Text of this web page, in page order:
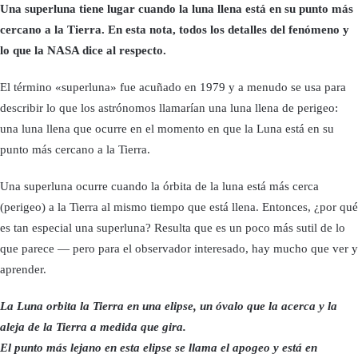
Una superluna tiene lugar cuando la luna llena está en su punto más
cercano a la Tierra. En esta nota, todos los detalles del fenómeno y
lo que la NASA dice al respecto.
El término «superluna» fue acuñado en 1979 y a menudo se usa para
describir lo que los astrónomos llamarían una luna llena de perigeo:
una luna llena que ocurre en el momento en que la Luna está en su
punto más cercano a la Tierra.
Una superluna ocurre cuando la órbita de la luna está más cerca
(perigeo) a la Tierra al mismo tiempo que está llena. Entonces, ¿por qué
es tan especial una superluna? Resulta que es un poco más sutil de lo
que parece — pero para el observador interesado, hay mucho que ver y
aprender.
La Luna orbita la Tierra en una elipse, un óvalo que la acerca y la
aleja de la Tierra a medida que gira.
El punto más lejano en esta elipse se llama el apogeo y está en